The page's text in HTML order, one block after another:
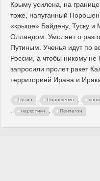
Крыму усилена, на
тоже, напуганный
«крыше» Байдену, Туску и
Олландом. Умоляет о
Путиным. Ученья идут по
России, а чтобы никому не
запросили пролет ракет
территорией Ирана и
Путин , Порошенко ,
, наркотики , Пентагон